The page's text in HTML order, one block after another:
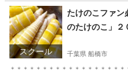
スクール
たけのこファン
のたけのこ」
千葉県 船橋市
＊＊＊＊＊＊＊＊＊＊＊＊＊＊＊＊＊